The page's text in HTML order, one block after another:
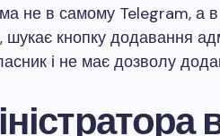
не в самому Telegram, а
кнопку додавання
і не має дозволу